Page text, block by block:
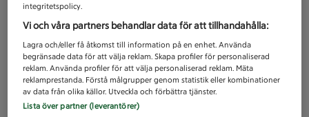
integritetspolicy.
Vi och våra partners behandlar data för att tillhandahålla:
Lagra och/eller få åtkomst till information på en enhet. Använda
begränsade data för att välja reklam. Skapa profiler för personaliserad
reklam. Använda profiler för att välja personaliserad reklam. Mäta
reklamprestanda. Förstå målgrupper genom statistik eller kombinationer
av data från olika källor. Utveckla och förbättra tjänster.
Lista över partner (leverantörer)